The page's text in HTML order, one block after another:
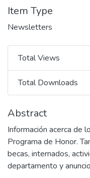
Item Type
Newsletters
Total Views
Total Views
Total Downloads
Total Downloads
Abstract
Información acerca de
Programa de Honor.
becas, internados,
departamento y